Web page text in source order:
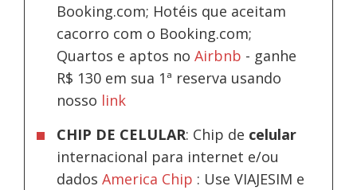
Booking.com; Hotéis que aceitam
cacorro com o Booking.com;
Quartos e aptos noAirbnb - ganhe
R$ 130 em sua 1ª reserva usando
nosso link
CHIP DE CELULAR: Chip de celular
internacional para internet e/ou
dadosAmerica Chip : Use VIAJESIM e